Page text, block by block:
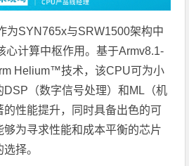
为SYN765x与SRW1500架构中
心计算中枢作用。基于Armv8.1-
Helium™技术，该CPU可为小
DSP（数字信号处理）和ML（机
性能提升，同时具备出色的可
为寻求性能和成本平衡的芯片
择。